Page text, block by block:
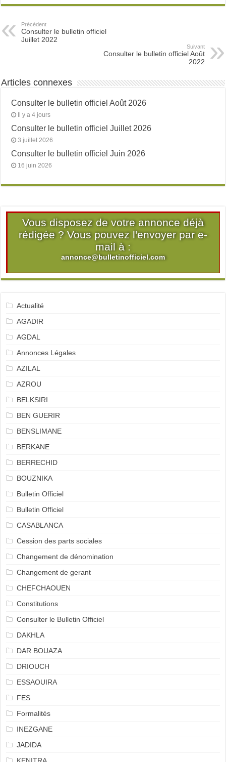
Précédent
Consulter le bulletin officiel
Juillet 2022
Suivant
Consulter le bulletin officiel Août
2022
Articles connexes
Consulter le bulletin officiel Août 2026
Il y a 4 jours
Consulter le bulletin officiel Juillet 2026
3 juillet 2026
Consulter le bulletin officiel Juin 2026
16 juin 2026
Vous disposez de votre annonce déjà
rédigée ? Vous pouvez l'envoyer par e-
mail à :
annonce@bulletinofficiel.com
Actualité
AGADIR
AGDAL
Annonces Légales
AZILAL
AZROU
BELKSIRI
BEN GUERIR
BENSLIMANE
BERKANE
BERRECHID
BOUZNIKA
Bulletin Officiel
Bulletin Officiel
CASABLANCA
Cession des parts sociales
Changement de dénomination
Changement de gerant
CHEFCHAOUEN
Constitutions
Consulter le Bulletin Officiel
DAKHLA
DAR BOUAZA
DRIOUCH
ESSAOUIRA
FES
Formalités
INEZGANE
JADIDA